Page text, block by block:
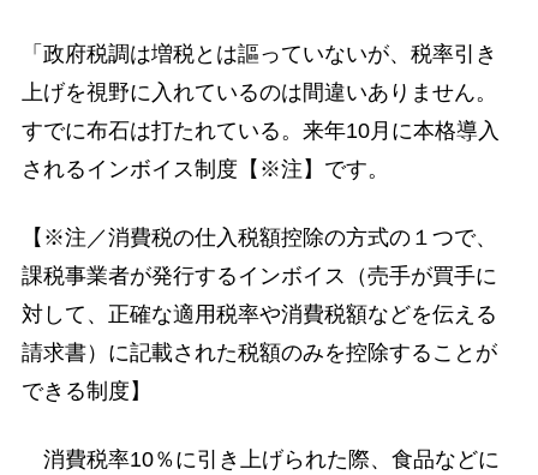
「政府税調は増税とは謳っていないが、税率引き
上げを視野に入れているのは間違いありません。
すでに布石は打たれている。来年10月に本格導入
されるインボイス制度【※注】です。
【※注／消費税の仕入税額控除の方式の１つで、
課税事業者が発行するインボイス（売手が買手に
対して、正確な適用税率や消費税額などを伝える
請求書）に記載された税額のみを控除することが
できる制度】
消費税率10％に引き上げられた際、食品などに